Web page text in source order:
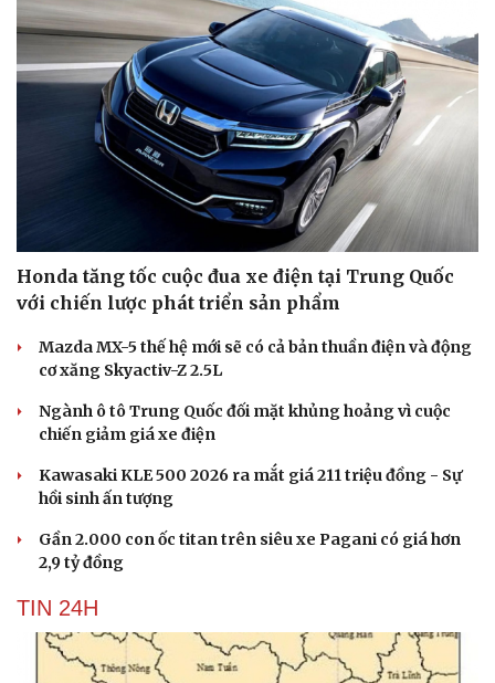
Phòng mạch online
Ăn sạch sống khỏe
Honda tăng tốc cuộc đua xe điện tại Trung Quốc
với chiến lược phát triển sản phẩm
Mazda MX-5 thế hệ mới sẽ có cả bản thuần điện và động
cơ xăng Skyactiv-Z 2.5L
Ngành ô tô Trung Quốc đối mặt khủng hoảng vì cuộc
chiến giảm giá xe điện
Kawasaki KLE 500 2026 ra mắt giá 211 triệu đồng - Sự
hồi sinh ấn tượng
Gần 2.000 con ốc titan trên siêu xe Pagani có giá hơn
2,9 tỷ đồng
TIN 24H